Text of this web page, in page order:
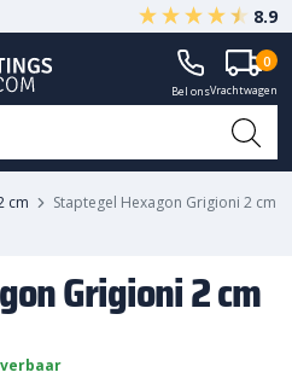
Gegarandeerd A-kwaliteit
8.9
Bel onsVrachtwagen
0
cm
Staptegel Hexagon Grigioni 2 cm
Grigioni 2 cm
Grigioni 2 cm